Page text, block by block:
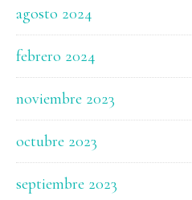
agosto 2024
febrero 2024
noviembre 2023
octubre 2023
septiembre 2023